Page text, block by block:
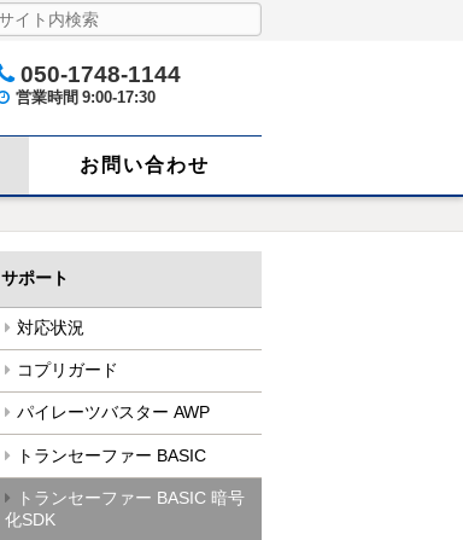
050-1748-1144
営業時間 9:00-17:30
お問い合わせ
サポート
対応状況
コプリガード
パイレーツバスター AWP
トランセーファー BASIC
トランセーファー BASIC 暗号
化SDK